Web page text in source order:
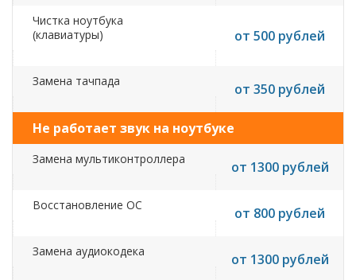
Чистка ноутбука
(клавиатуры)
от 500 рублей
Замена тачпада от 350 рублей
Не работает звук на ноутбуке
Замена мультиконтроллера от 1300 рублей
Восстановление ОС от 800 рублей
Замена аудиокодека от 1300 рублей